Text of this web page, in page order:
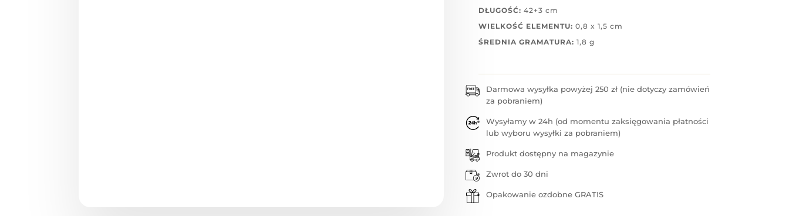
DŁUGOŚĆ: 42+3 cm
WIELKOŚĆ ELEMENTU: 0,8 x 1,5 cm
ŚREDNIA GRAMATURA: 1,8 g
Darmowa wysyłka powyżej 250 zł (nie dotyczy zamówień
za pobraniem)
Wysyłamy w 24h (od momentu zaksięgowania płatności
lub wyboru wysyłki za pobraniem)
Produkt dostępny na magazynie
Zwrot do 30 dni
Opakowanie ozdobne GRATIS